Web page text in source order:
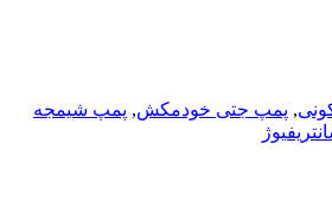
, پمپ جتی خودمکش, پمپ شیمجه